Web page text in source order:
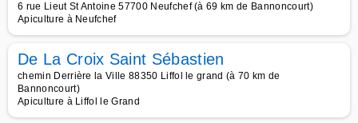
6 rue Lieut St Antoine 57700 Neufchef (à 69 km de Bannoncourt)
Apiculture à Neufchef
De La Croix Saint Sébastien
chemin Derrière la Ville 88350 Liffol le grand (à 70 km de
Bannoncourt)
Apiculture à Liffol le Grand